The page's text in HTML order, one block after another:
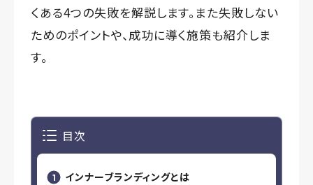
くある4つの失敗を解説します。また失敗しない
ためのポイントや、成功に導く施策も紹介しま
す。
目次
インナーブランディングとは